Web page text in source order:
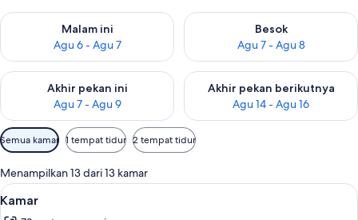
Malam ini
Agu 6 - Agu 7
Periksa ketersediaan untuk malam ini Agu 6 - Agu 7
Besok
Agu 7 - Agu 8
Periksa ketersediaan untuk
Akhir pekan ini
Agu 7 - Agu 9
Periksa ketersediaan untuk akhir pekan ini Agu 7 - Agu 9
Akhir pekan berikutnya
Agu 14 - Agu 16
Periksa ketersediaan untuk
Filter
tersedia
untuk
kamar
Semua kamar 1 tempat tidur 2 tempat tidur
Menampilkan 13 dari 13 kamar
Lihat
semua
Kamar | Seprai premium, meja kerja,
4
Kamar